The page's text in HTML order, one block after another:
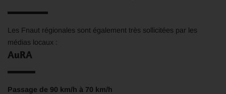
Les Fnaut régionales sont également très sollicitées par les
médias locaux :
AuRA
Passage de 90 km/h à 70 km/h